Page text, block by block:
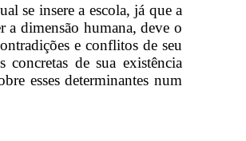
se insere a escola, já que a
a dimensão humana, deve o
e conflitos de seu
de sua existência
esses determinantes num